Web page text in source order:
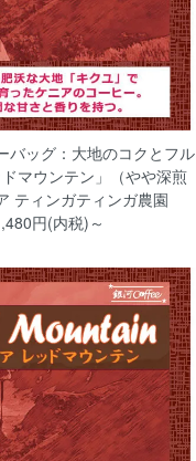
バッグ：大地のコクとフル
マウンテン」（やや深煎
ティンガティンガ農園
円(内税)～